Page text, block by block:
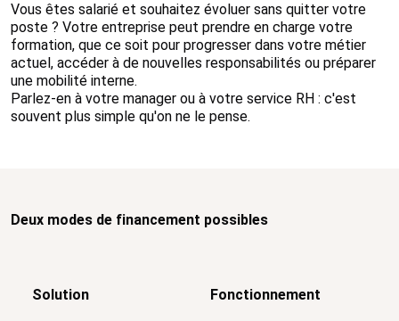
Vous êtes salarié et souhaitez évoluer sans quitter votre
poste ? Votre entreprise peut prendre en charge votre
formation, que ce soit pour progresser dans votre métier
actuel, accéder à de nouvelles responsabilités ou préparer
une mobilité interne.
Parlez-en à votre manager ou à votre service RH : c'est
souvent plus simple qu'on ne le pense.
Deux modes de financement possibles
Solution Fonctionnement